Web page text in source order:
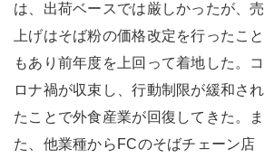
は、出荷ベースでは厳しかったが、売
上げはそば粉の価格改定を行ったこと
もあり前年度を上回って着地した。コ
ロナ禍が収束し、行動制限が緩和され
たことで外食産業が回復してきた。ま
た、他業種からFCのそばチェーン店